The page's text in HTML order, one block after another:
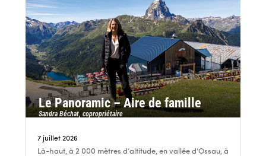
Le Panoramic – Aire de famille
Sandra Béchat, copropriétaire
7 juillet 2026
Là-haut, à 2 000 mètres d’altitude, en vallée d’Ossau, à